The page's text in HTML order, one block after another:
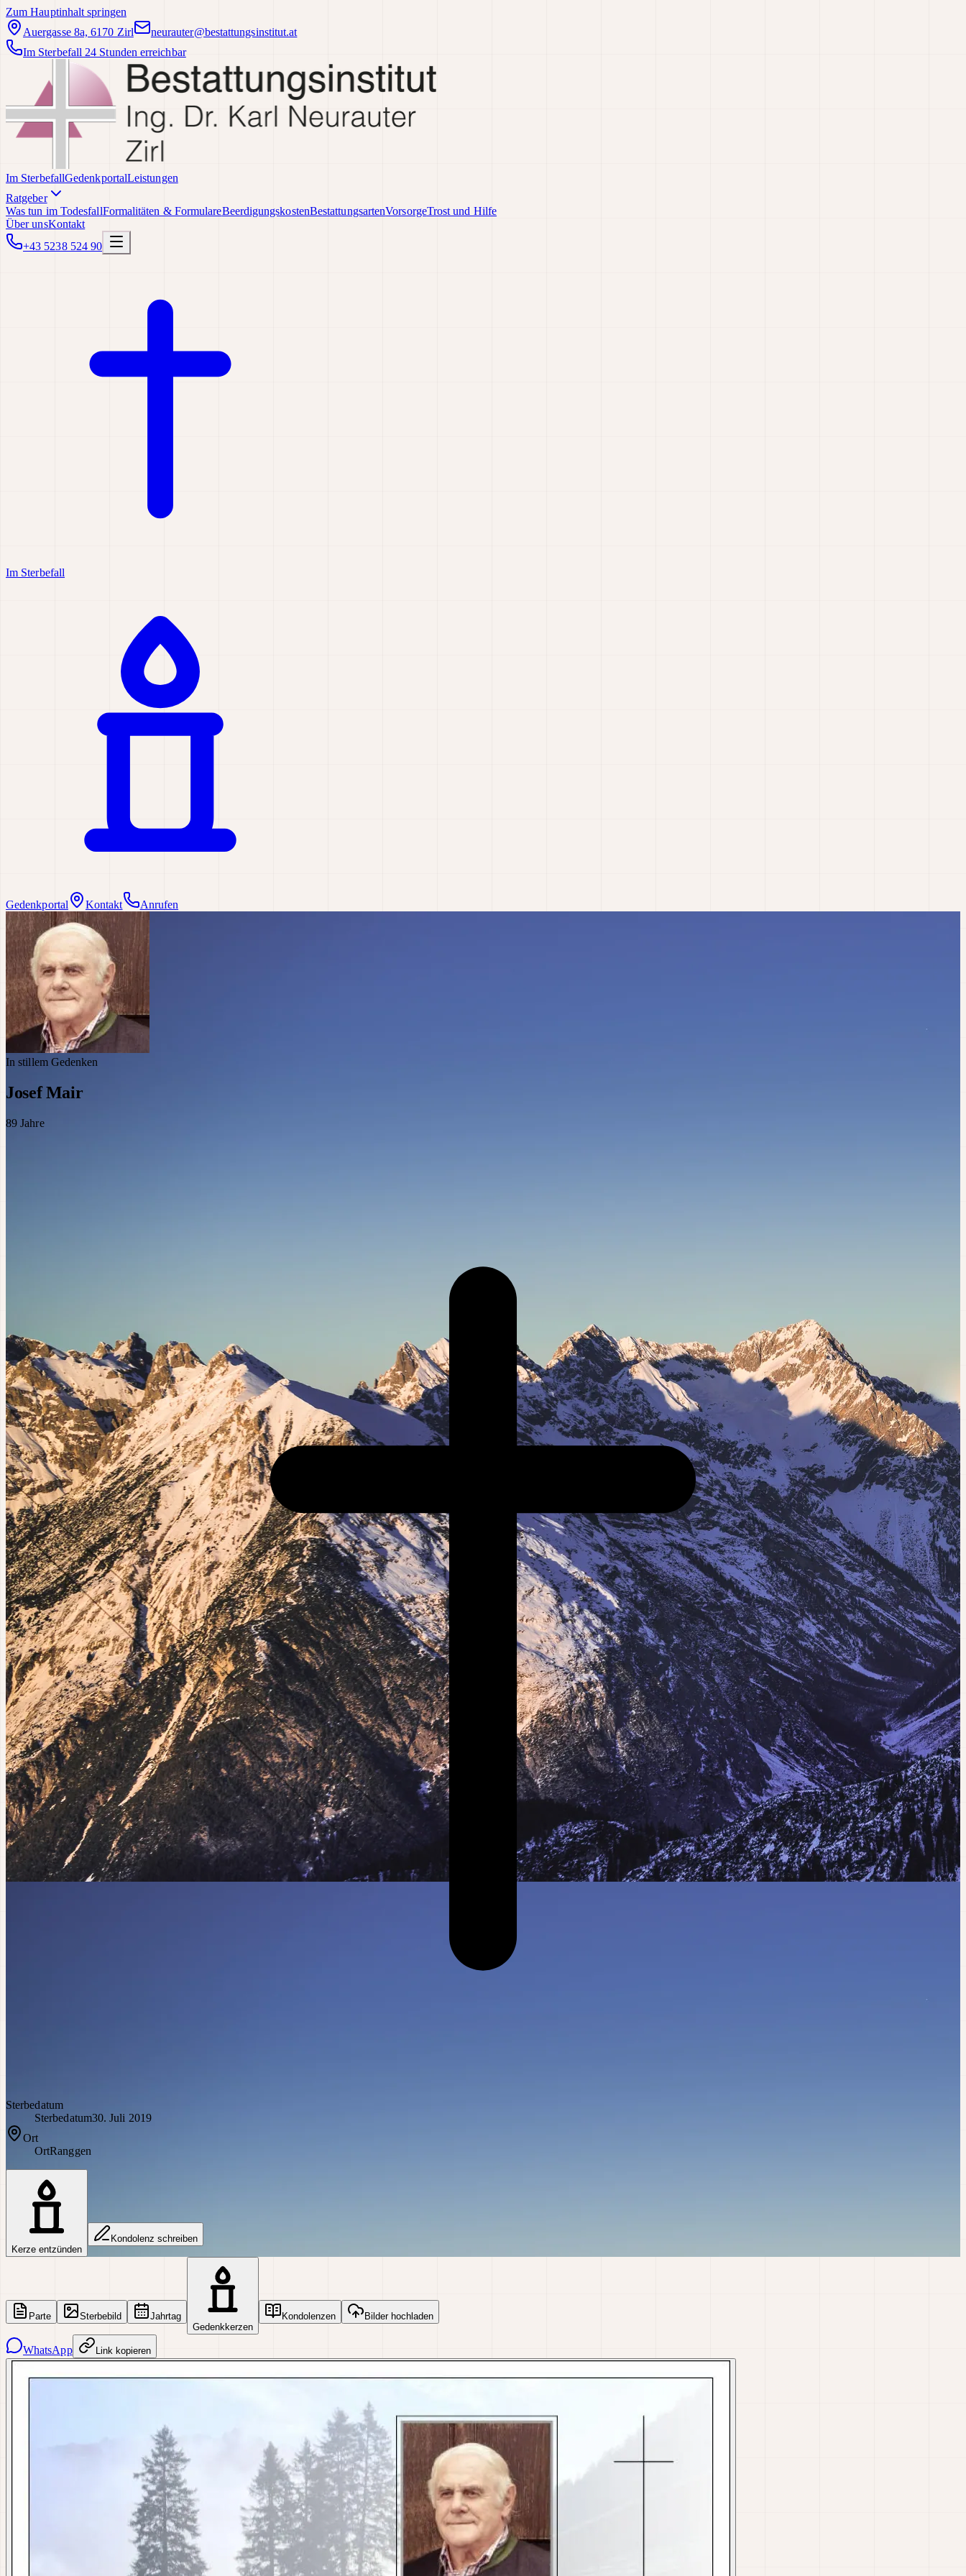
Zum Hauptinhalt springen
Auergasse 8a, 6170 Zirl
neurauter@bestattungsinstitut.at
Im Sterbefall 24 Stunden erreichbar
Im SterbefallGedenkportalLeistungen
Ratgeber
Was tun im TodesfallFormalitäten & FormulareBeerdigungskostenBestattungsartenVorsorgeTrost und Hilfe
Über unsKontakt
+43 5238 524 90
Im Sterbefall
Gedenkportal Kontakt Anrufen
In stillem Gedenken
Josef Mair
89 Jahre
Sterbedatum
Sterbedatum30. Juli 2019
Ort
OrtRanggen
Kerze entzünden
Kondolenz schreiben
Parte Sterbebild
Jahrtag
Gedenkkerzen
Kondolenzen Bilder hochladen
WhatsApp Link kopieren